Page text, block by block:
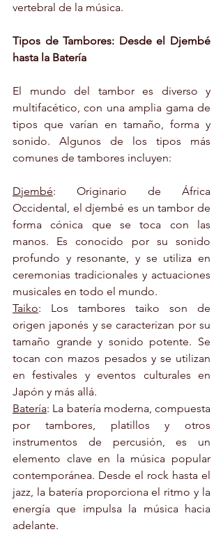
vertebral de la música.
Tipos de Tambores: Desde el Djembé
hasta la Batería
El mundo del tambor es diverso y
multifacético, con una amplia gama de
tipos que varían en tamaño, forma y
sonido. Algunos de los tipos más
comunes de tambores incluyen:
Djembé: Originario de África
Occidental, el djembé es un tambor de
forma cónica que se toca con las
manos. Es conocido por su sonido
profundo y resonante, y se utiliza en
ceremonias tradicionales y actuaciones
musicales en todo el mundo.
Taiko: Los tambores taiko son de
origen japonés y se caracterizan por su
tamaño grande y sonido potente. Se
tocan con mazos pesados y se utilizan
en festivales y eventos culturales en
Japón y más allá.
Batería: La batería moderna, compuesta
por tambores, platillos y otros
instrumentos de percusión, es un
elemento clave en la música popular
contemporánea. Desde el rock hasta el
jazz, la batería proporciona el ritmo y la
energía que impulsa la música hacia
adelante.